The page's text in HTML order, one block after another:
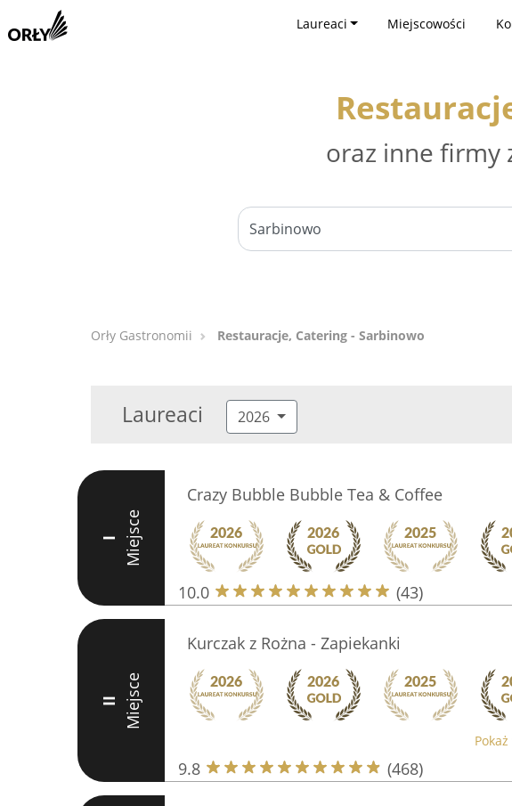
Laureaci Miejscowości
oraz inne firmy
Orły Gastronomii Restauracje, Catering - Sarbinowo
Laureaci 2026
I Miejsce
Crazy Bubble Bubble Tea & Coffee
10.0 (43)
II Miejsce
Kurczak z Rożna - Zapiekanki
9.8 (468)